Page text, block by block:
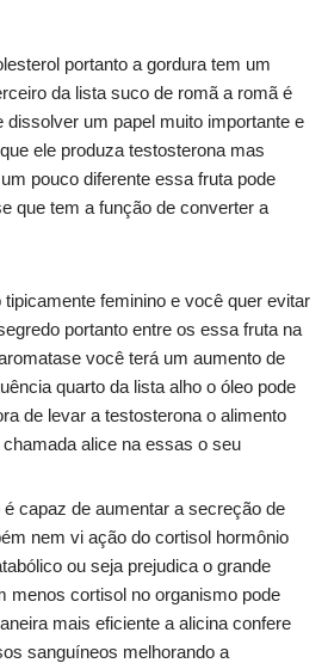
portanto a gordura tem um
da lista suco de romã a romã é
dissolver um papel muito importante e
ele produza testosterona mas
pouco diferente essa fruta pode
que tem a função de converter a
feminino e você quer evitar
portanto entre os essa fruta na
você terá um aumento de
quarto da lista alho o óleo pode
de levar a testosterona o alimento
alice na essas o seu
capaz de aumentar a secreção de
nem vi ação do cortisol hormônio
ou seja prejudica o grande
menos cortisol no organismo pode
mais eficiente a alicina confere
sanguíneos melhorando a